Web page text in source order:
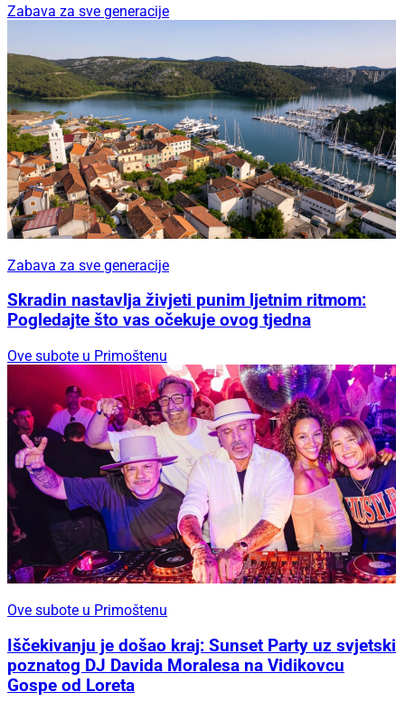
Zabava za sve generacije
Zabava za sve generacije
Skradin nastavlja živjeti punim ljetnim ritmom:
Pogledajte što vas očekuje ovog tjedna
Ove subote u Primoštenu
Ove subote u Primoštenu
Iščekivanju je došao kraj: Sunset Party uz svjetski
poznatog DJ Davida Moralesa na Vidikovcu
Gospe od Loreta